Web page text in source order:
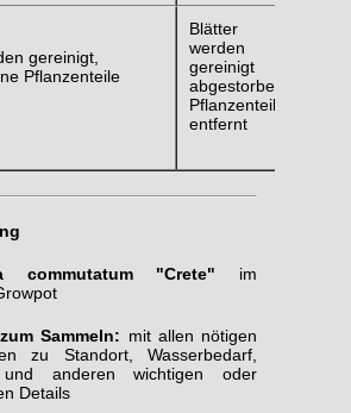
gereinigt,
Pflanzenteile
Blätter
werden
gereinigt
abgestorbene
Pflanzenteile
entfernt
commutatum "Crete" im
Sammeln: mit allen nötigen
zu Standort, Wasserbedarf,
und anderen wichtigen oder
Details